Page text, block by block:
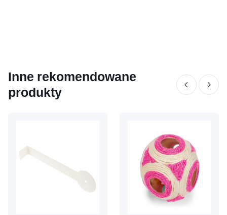
Inne rekomendowane
produkty